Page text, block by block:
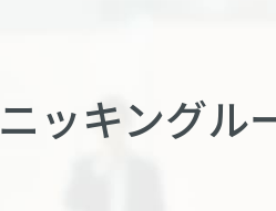
ニッキングル